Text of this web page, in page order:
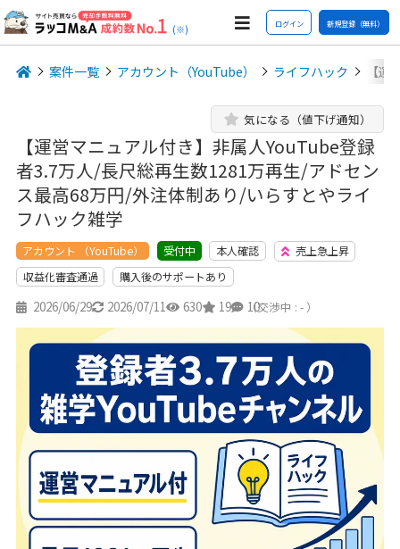
(※) ログイン 新規登録（無料）
案件一覧 アカウント（YouTube） ライフハック 【
【運営マニュアル付き】非属人YouTube登録
者3.7万人/長尺総再生数1281万再生/アドセン
ス最高68万円/外注体制あり/いらすとやライ
フハック雑学
気になる（値下げ通知）
アカウント （YouTube） 受付中 本人確認
売上急上昇
収益化審査通過
購入後のサポートあり
2026/06/29 2026/07/11 630 19 10
（交渉中 : - ）